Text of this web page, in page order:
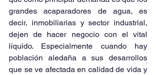
grandes acaparadores de agua, es
decir, inmobiliarias y sector industrial,
dejen de hacer negocio con el vital
líquido. Especialmente cuando hay
población aledaña a sus desarrollos
que se ve afectada en calidad de vida y